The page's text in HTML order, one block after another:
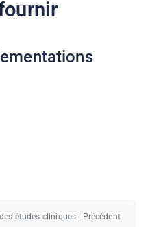
études cliniques - Précédent